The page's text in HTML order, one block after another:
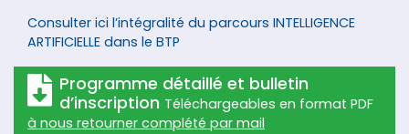
Consulter ici l’intégralité du parcours INTELLIGENCE
ARTIFICIELLE dans le BTP
Programme détaillé et bulletin
d’inscription Téléchargeables en format PDF
à nous retourner complété par mail